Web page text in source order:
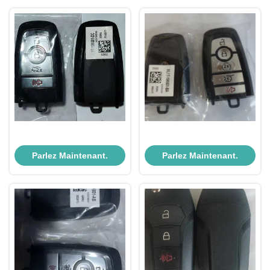
Parlez Maintenant. Parlez Maintenant.